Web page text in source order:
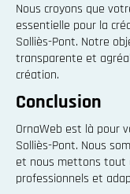
Nous croyons que
essentielle pour la
Solliès-Pont. Notre
transparente et
création.
Conclusion
OrnaWeb est là pour
Solliès-Pont. Nous
et nous mettons tout
professionnels et